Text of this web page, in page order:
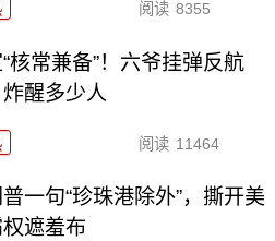
阅读 8355
核常兼备”！六爷挂弹反航
醒多少人
阅读 11464
一句“珍珠港除外”，撕开美
权遮羞布